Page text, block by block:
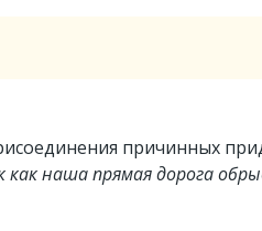
причинных
наша прямая дорога